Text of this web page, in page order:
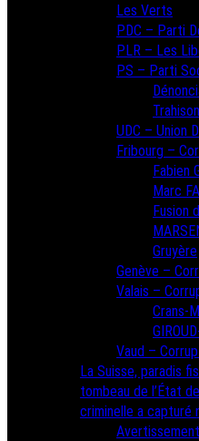
Les Verts
PDC – Parti
PLR – Les
PS – Parti
UDC – Union
Fribourg –
Fabien
Marc
Fusion
Gruyère
Genève –
Valais –
Crans-
Vaud –
La Suisse, paradis
tombeau de l’État
criminelle a capturé